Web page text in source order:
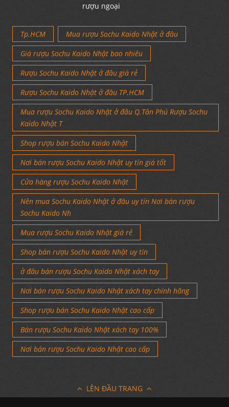
rượu ngoại
Tp.HCM
Mua rượu Sochu Kaido Nhật ở đâu
Giá rượu Sochu Kaido Nhật bao nhiêu
Rượu Sochu Kaido Nhật ở đâu giá rẻ
Rượu Sochu Kaido Nhật ở đâu TP.HCM
Mua rượu Sochu Kaido Nhật ở đâu Q.Tân Phú Rượu Sochu
Kaido Nhật T
Shop rượu bán Sochu Kaido Nhật
Nơi bán rượu Sochu Kaido Nhật uy tín giá tốt
Cửa hàng rượu Sochu Kaido Nhật
Nên mua Sochu Kaido Nhật ở đâu uy tín Nơi bán rượu
Sochu Kaido Nh
Mua rượu Sochu Kaido Nhật giá rẻ
Shop bán rượu Sochu Kaido Nhật uy tín
ở đâu bán rượu Sochu Kaido Nhật xách tay
Nơi bán rượu Sochu Kaido Nhật xách tay chính hãng
Shop rượu bán Sochu Kaido Nhật cao cấp
Bán rượu Sochu Kaido Nhật xách tay 100%
Nơi bán rượu Sochu Kaido Nhật cao cấp
LÊN ĐẦU TRANG